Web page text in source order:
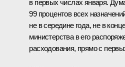
в первых числах января.
99 процентов всех
не в середине года, не в
министерства в его
расходования, прямо с